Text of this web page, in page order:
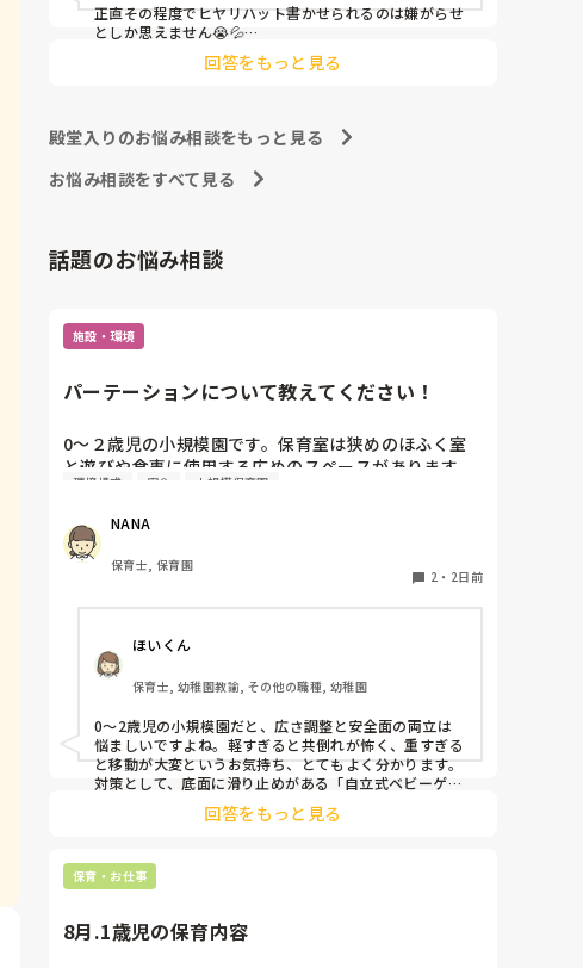
正直その程度でヒヤリハット書かせられるのは嫌がらせ
としか思えません😭💦
他の先生方も同様のことをされているのでしょうか？
回答をもっと見る
殿堂入りのお悩み相談をもっと見る
お悩み相談をすべて見る
話題のお悩み相談
施設・環境
パーテーションについて教えてください！
0〜２歳児の小規模園です。保育室は狭めのほふく室
と遊びや食事に使用する広めのスペースがあります。
広すぎると走り回ったりして落ち着かないので、活動
テーションがウレタンのような素材で軽いので、ちょ
っと体が当たると倒れたり、つかまり立ちが不安定な
子にとっては共倒れになったりで危険です。かと言っ
て固定してしまうと活動によって柔軟に移動すること
しっかりした重いものを置いていましたが、移動が大
変で使い勝手が悪く、子どもがぶつかって倒れた時に
怖い思いをしました。
皆さんの園ではどんなもので工夫されていますか？
環境構成 安全 小規模保育園
NANA
保育士, 保育園
2 ・ 2日前
ほいくん
保育士, 幼稚園教諭, その他の職種, 幼稚園
0〜2歳児の小規模園だと、広さ調整と安全面の両立は
悩ましいですよね。軽すぎると共倒れが怖く、重すぎる
と移動が大変というお気持ち、とてもよく分かります。
対策として、底面に滑り止めがある「自立式ベビーゲー
ト」なら、つかまり立ちでも倒れにくく移動も楽でおす
すめです。また、ストッパー付きキャスターをつけたロ
です。
今のウレタン製を活かすなら、壁や固定家具で挟む配置
回答をもっと見る
保育・お仕事
8月.1歳児の保育内容